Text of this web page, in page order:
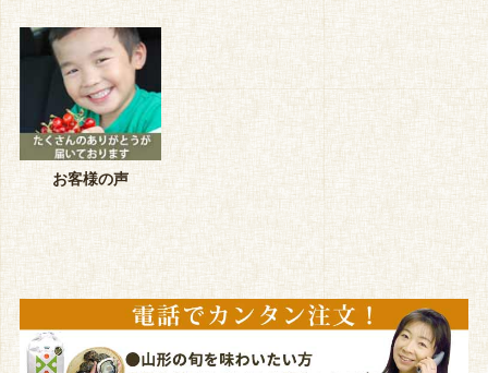
お客様の声